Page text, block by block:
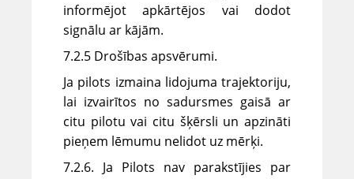
informējot apkārtējos vai dodot
signālu ar kājām.
7.2.5 Drošības apsvērumi.
Ja pilots izmaina lidojuma trajektoriju,
lai izvairītos no sadursmes gaisā ar
citu pilotu vai citu šķērsli un apzināti
pieņem lēmumu nelidot uz mērķi.
7.2.6. Ja Pilots nav parakstījies par